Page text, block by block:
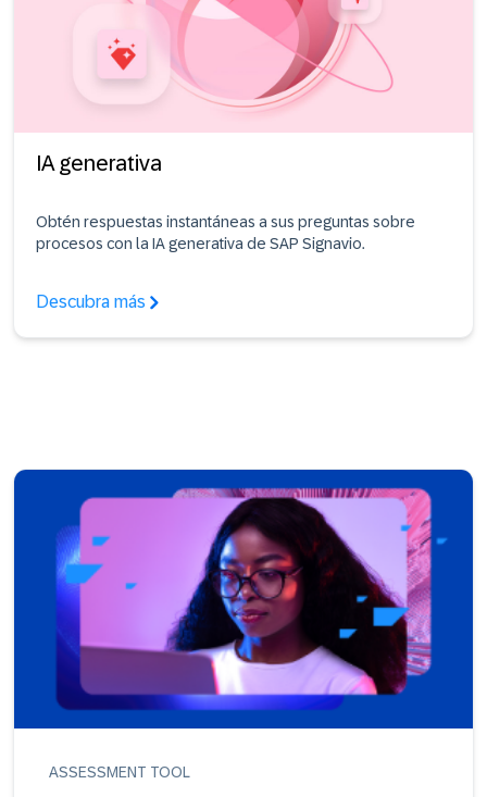
IA generativa
Obtén respuestas instantáneas a sus preguntas sobre
procesos con la IA generativa de SAP Signavio.
Descubra más
ASSESSMENT TOOL